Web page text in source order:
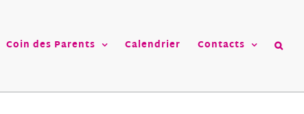
Coin des Parents Calendrier Contacts